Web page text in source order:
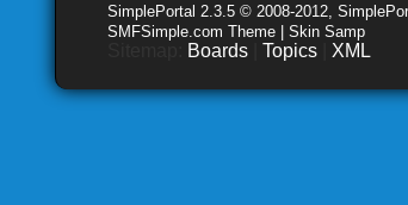
SimplePortal 2.3.5 © 2008-2012,
SMFSimple.com Theme | Skin Samp
Boards |Topics XML